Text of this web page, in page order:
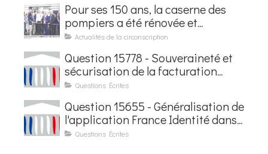
Pour ses 150 ans, la caserne des
pompiers a été rénovée et
baptisée au nom d'Hubert
Actualités de la circonscription
Question 15778 - Souveraineté et
sécurisation de la facturation
électronique
Questions Écrites
Question 15655 - Généralisation de
l'application France Identité dans
les contrôles du quotidien
Questions Écrites